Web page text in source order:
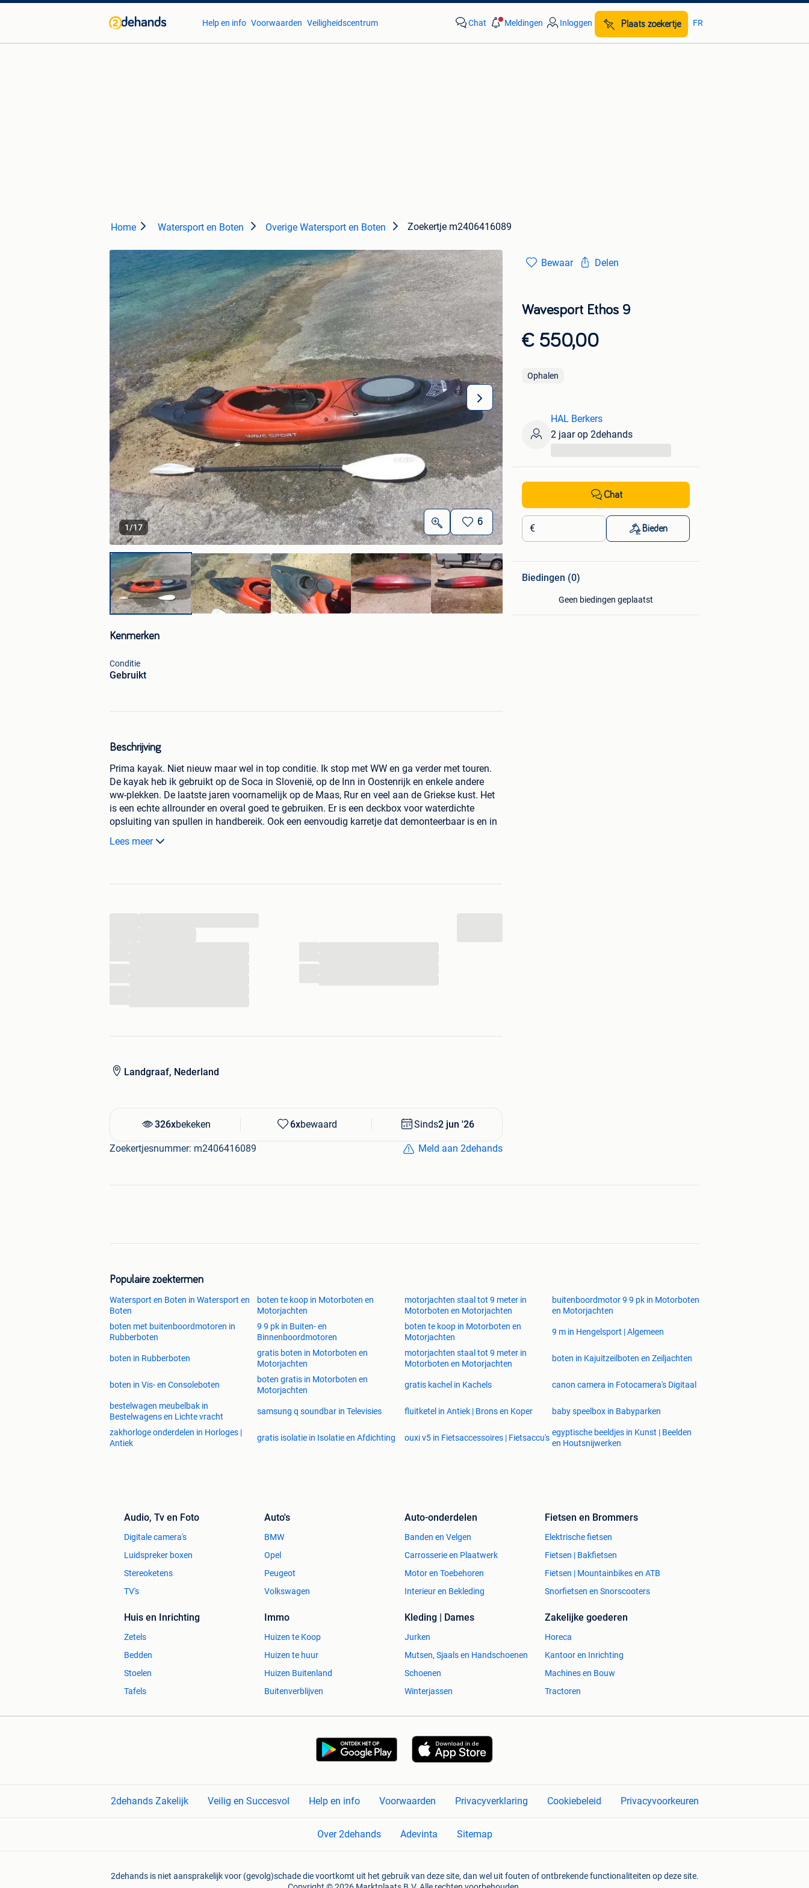
Help en info Voorwaarden Veiligheidscentrum Chat Meldingen Inloggen Plaats zoekertje FR
Home Watersport en Boten Overige Watersport en Boten Zoekertje m2406416089
1/17
6
Kenmerken
Conditie
Gebruikt
Beschrijving
Prima kayak. Niet nieuw maar wel in top conditie. Ik stop met WW en ga verder met touren.
De kayak heb ik gebruikt op de Soca in Slovenië, op de Inn in Oostenrijk en enkele andere
ww-plekken. De laatste jaren voornamelijk op de Maas, Rur en veel aan de Griekse kust. Het
is een echte allrounder en overal goed te gebruiken. Er is een deckbox voor waterdichte
opsluiting van spullen in handbereik. Ook een eenvoudig karretje dat demonteerbaar is en in
het grote luik past.
Lees meer
Landgraaf, Nederland
326xbekeken 6xbewaard Sinds2 jun '26
Zoekertjesnummer: m2406416089 Meld aan 2dehands
Bewaar Delen
Wavesport Ethos 9
€ 550,00
Ophalen
HAL Berkers
2 jaar op 2dehands
Chat
€ Bieden
Biedingen (0)
Geen biedingen geplaatst
Populaire zoektermen
Watersport en Boten in Watersport en
Boten
boten te koop in Motorboten en
Motorjachten
motorjachten staal tot 9 meter in
Motorboten en Motorjachten
buitenboordmotor 9 9 pk in Motorboten
en Motorjachten
boten met buitenboordmotoren in
Rubberboten
9 9 pk in Buiten- en
Binnenboordmotoren
boten te koop in Motorboten en
Motorjachten
9 m in Hengelsport | Algemeen
boten in Rubberboten
gratis boten in Motorboten en
Motorjachten
motorjachten staal tot 9 meter in
Motorboten en Motorjachten
boten in Kajuitzeilboten en Zeiljachten
boten in Vis- en Consoleboten
boten gratis in Motorboten en
Motorjachten
gratis kachel in Kachels canon camera in Fotocamera's Digitaal
bestelwagen meubelbak in
Bestelwagens en Lichte vracht
samsung q soundbar in Televisies fluitketel in Antiek | Brons en Koper baby speelbox in Babyparken
zakhorloge onderdelen in Horloges |
Antiek
gratis isolatie in Isolatie en Afdichting ouxi v5 in Fietsaccessoires | Fietsaccu's
egyptische beeldjes in Kunst | Beelden
en Houtsnijwerken
Audio, Tv en Foto
Digitale camera's
Luidspreker boxen
Stereoketens
TV's
Auto's
BMW
Opel
Peugeot
Volkswagen
Auto-onderdelen
Banden en Velgen
Carrosserie en Plaatwerk
Motor en Toebehoren
Interieur en Bekleding
Fietsen en Brommers
Elektrische fietsen
Fietsen | Bakfietsen
Fietsen | Mountainbikes en ATB
Snorfietsen en Snorscooters
Huis en Inrichting
Zetels
Bedden
Stoelen
Tafels
Immo
Huizen te Koop
Huizen te huur
Huizen Buitenland
Buitenverblijven
Kleding | Dames
Jurken
Mutsen, Sjaals en Handschoenen
Schoenen
Winterjassen
Zakelijke goederen
Horeca
Kantoor en Inrichting
Machines en Bouw
Tractoren
2dehands Zakelijk Veilig en Succesvol Help en info Voorwaarden Privacyverklaring Cookiebeleid Privacyvoorkeuren
Over 2dehands Adevinta Sitemap
2dehands is niet aansprakelijk voor (gevolg)schade die voortkomt uit het gebruik van deze site, dan wel uit fouten of ontbrekende functionaliteiten op deze site.